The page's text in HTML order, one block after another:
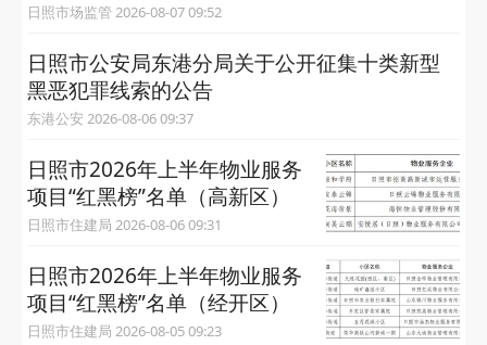
日照市场监管 2026-08-07 09:52
日照市公安局东港分局关于公开征集十类新型
黑恶犯罪线索的公告
东港公安 2026-08-06 09:37
日照市2026年上半年物业服务
项目“红黑榜”名单（高新区）
日照市住建局 2026-08-06 09:31
日照市2026年上半年物业服务
项目“红黑榜”名单（经开区）
日照市住建局 2026-08-05 09:23